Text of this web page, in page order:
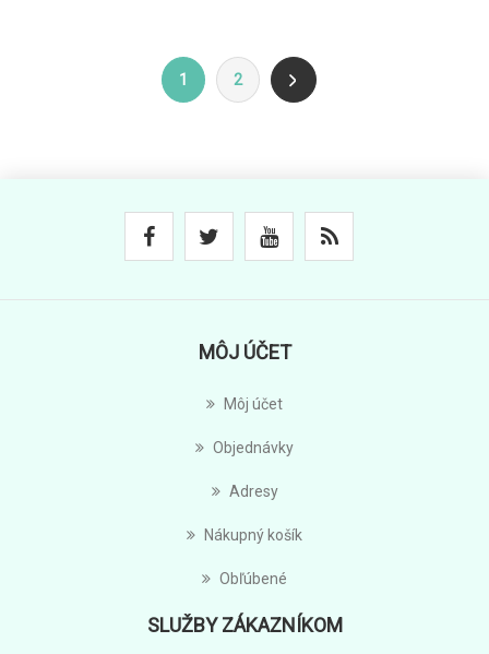
1 2
MÔJ ÚČET
Môj účet
Objednávky
Adresy
Nákupný košík
Obľúbené
SLUŽBY ZÁKAZNÍKOM